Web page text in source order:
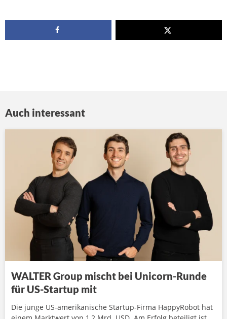
Auch interessant
WALTER Group mischt bei Unicorn-Runde
für US-Startup mit
Die junge US-amerikanische Startup-Firma HappyRobot hat